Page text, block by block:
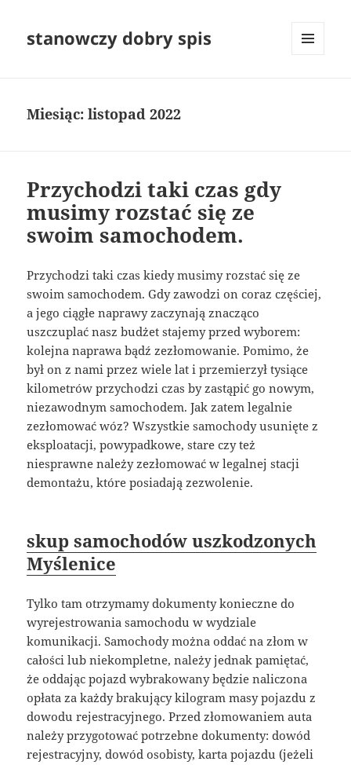
stanowczy dobry spis
Miesiąc:listopad 2022
Przychodzi taki czas gdy
musimy rozstać się ze
swoim samochodem.
Przychodzi taki czas kiedy musimy rozstać się ze
swoim samochodem. Gdy zawodzi on coraz częściej,
a jego ciągłe naprawy zaczynają znacząco
uszczuplać nasz budżet stajemy przed wyborem:
kolejna naprawa bądź zezłomowanie. Pomimo, że
był on z nami przez wiele lat i przemierzył tysiące
kilometrów przychodzi czas by zastąpić go nowym,
niezawodnym samochodem. Jak zatem legalnie
zezłomować wóz? Wszystkie samochody usunięte z
eksploatacji, powypadkowe, stare czy też
niesprawne należy zezłomować w legalnej stacji
demontażu, które posiadają zezwolenie.
skup samochodów uszkodzonych
Myślenice
Tylko tam otrzymamy dokumenty konieczne do
wyrejestrowania samochodu w wydziale
komunikacji. Samochody można oddać na złom w
całości lub niekompletne, należy jednak pamiętać,
że oddając pojazd wybrakowany będzie naliczona
opłata za każdy brakujący kilogram masy pojazdu z
dowodu rejestracyjnego. Przed złomowaniem auta
należy przygotować potrzebne dokumenty: dowód
rejestracyjny, dowód osobisty, karta pojazdu (jeżeli